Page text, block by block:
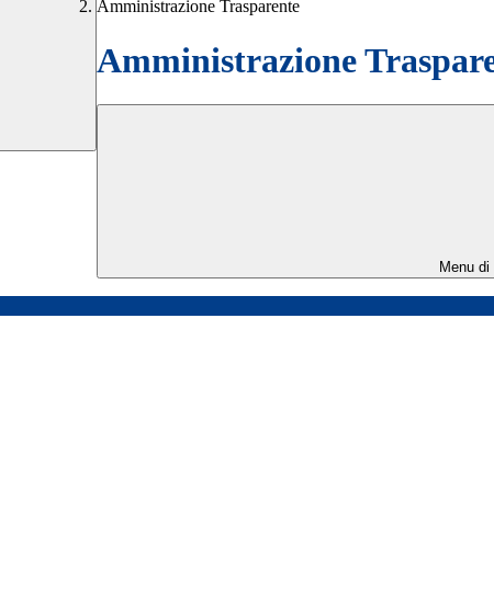
Amministrazione Trasparente
Amministrazione
Menu